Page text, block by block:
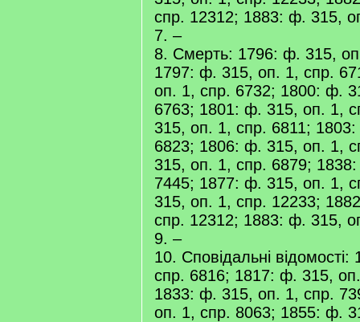
спр. 12312; 1883: ф. 315,
7. –
8. Смерть: 1796: ф. 315,
1797: ф. 315, оп. 1, спр.
оп. 1, спр. 6732; 1800: ф.
6763; 1801: ф. 315, оп. 1,
315, оп. 1, спр. 6811;
6823; 1806: ф. 315, оп. 1,
315, оп. 1, спр. 6879;
7445; 1877: ф. 315, оп. 1,
315, оп. 1, спр. 12233;
спр. 12312; 1883: ф. 315,
9. –
10. Сповідальні
спр. 6816; 1817: ф. 315,
1833: ф. 315, оп. 1, спр.
оп. 1, спр. 8063; 1855: ф.